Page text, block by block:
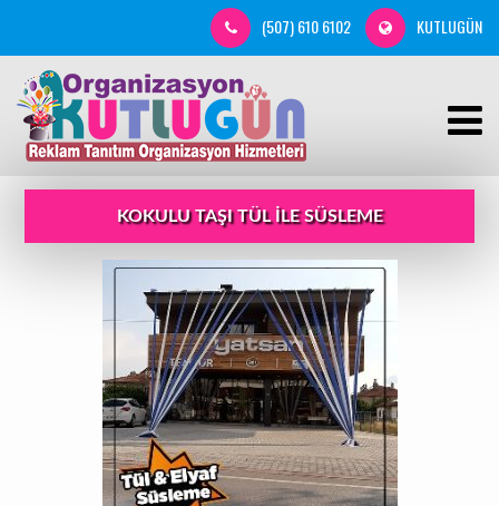
(507) 610 6102 KUTLUGÜN
KOKULU TAŞI TÜL ILE SÜSLEME